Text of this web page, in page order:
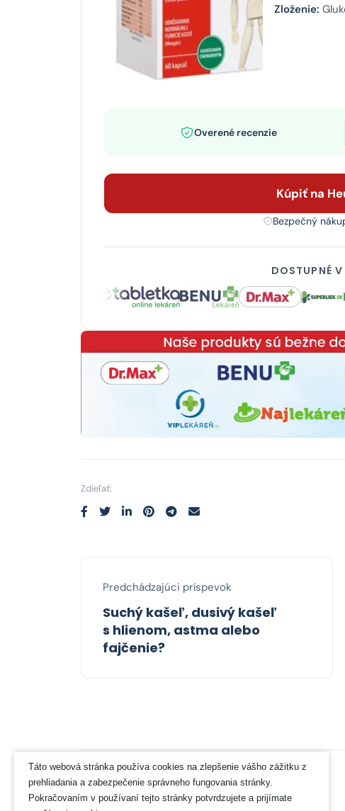
Zloženie:
Overené recenzie
Kúpiť na
Bezpečný
DOSTUPNÉ
Zdieľať:
Predchádzajúci príspevok
Suchý kašeľ, dusivý kašeľ
s hlienom, astma alebo
fajčenie?
Táto webová stránka používa cookies na zlepšenie vášho zážitku z
prehliadania a zabezpečenie správneho fungovania stránky.
Pokračovaním v používaní tejto stránky potvrdzujete a prijímate